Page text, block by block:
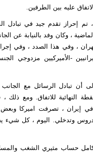
عليه بين الطرفين.
إحراز تقدم جيد في تبادل
، وكان وفد بالنيابة عن
، وفي هذا الصدد ، وفي
-الأميركيين مزدوجي
أن تبادل الرسائل مع الجانب
النهائية للاتفاق. ومع ذلك
إيران ، تصرفت اميركا وبعض
وتدخلي. اليوم ، كل شيء
حساب مثيري الشغب